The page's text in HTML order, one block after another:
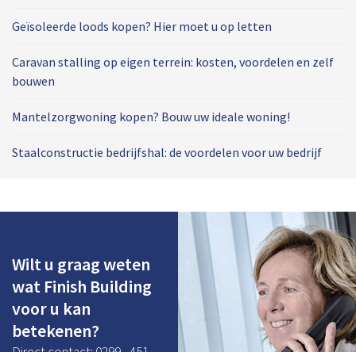
Geïsoleerde loods kopen? Hier moet u op letten
Caravan stalling op eigen terrein: kosten, voordelen en zelf
bouwen
Mantelzorgwoning kopen? Bouw uw ideale woning!
Staalconstructie bedrijfshal: de voordelen voor uw bedrijf
Wilt u graag weten
wat Finish Building
voor u kan
betekenen?